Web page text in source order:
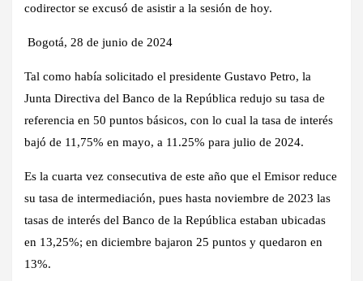
codirector se excusó de asistir a la sesión de hoy.
Bogotá, 28 de junio de 2024
Tal como había solicitado el presidente Gustavo Petro, la
Junta Directiva del Banco de la República redujo su tasa de
referencia en 50 puntos básicos, con lo cual la tasa de interés
bajó de 11,75% en mayo, a 11.25% para julio de 2024.
Es la cuarta vez consecutiva de este año que el Emisor reduce
su tasa de intermediación, pues hasta noviembre de 2023 las
tasas de interés del Banco de la República estaban ubicadas
en 13,25%; en diciembre bajaron 25 puntos y quedaron en
13%.